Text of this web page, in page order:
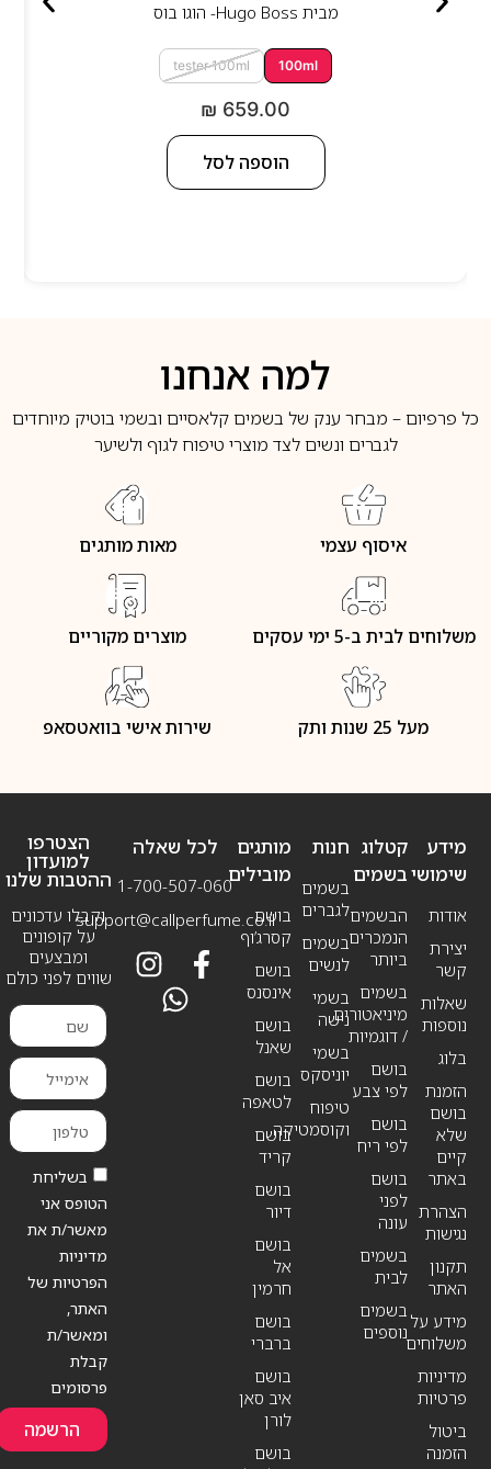
מבית Hugo Boss- הוגו בוס
100ml
tester 100ml
₪ 659.00
הוספה לסל
למה אנחנו
כל פרפיום – מבחר ענק של בשמים קלאסיים ובשמי בוטיק מיוחדים
לגברים ונשים לצד מוצרי טיפוח לגוף ולשיער
איסוף עצמי מאות מותגים
משלוחים לבית ב-5 ימי עסקים מוצרים מקוריים
מעל 25 שנות ותק שירות אישי בוואטסאפ
מידע
שימושי
אודות
יצירת
קשר
שאלות
נוספות
בלוג
הזמנת
בושם
שלא
קיים
באתר
הצהרת
נגישות
תקנון
האתר
מידע על
משלוחים
מדיניות
פרטיות
ביטול
הזמנה
חנות
בשמים
לגברים
בשמים
לנשים
בשמי
נישה
בשמי
יוניסקס
טיפוח
וקוסמטיקה
קטלוג
בשמים
הבשמים
הנמכרים
ביותר
בשמים
מיניאטורים
/ דוגמיות
בושם
לפי צבע
בושם
לפי ריח
בושם
לפני
עונה
בשמים
לבית
בשמים
נוספים
מותגים
מובילים
בושם
קסרג’וף
בושם
אינסנס
בושם
שאנל
בושם
לטאפה
בושם
קריד
בושם
דיור
בושם
אל
חרמין
בושם
ברברי
בושם
איב סאן
לורן
בושם
לכל שאלה
1-700-507-060
support@callperfume.co.il
הצטרפו
למועדון
ההטבות שלנו
וקבלו עדכונים
על קופונים
ומבצעים
שווים לפני כולם
בשליחת
הטופס אני
מאשר/ת את
מדיניות
הפרטיות של
האתר,
ומאשר/ת
קבלת
פרסומים
הרשמה